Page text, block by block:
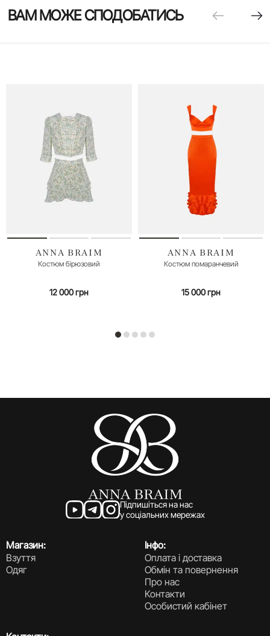
ВАМ МОЖЕ СПОДОБАТИСЬ
ANNA BRAIM
Костюм бірюзовий
12 000 грн
ANNA BRAIM
Костюм помаранчевий
15 000 грн
Підпишіться на нас
у соціальних мережах
Магазин:
Взуття
Одяг
Інфо:
Оплата і доставка
Обмін та повернення
Про нас
Контакти
Особистий кабінет